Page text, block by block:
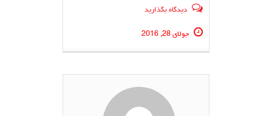
دیدگاه بگذارید
جولای 28, 2016